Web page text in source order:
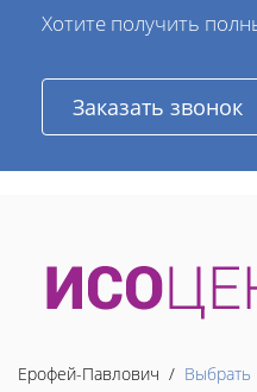
Хотите получить
Заказать звонок
Ерофей-Павлович / Выбрать